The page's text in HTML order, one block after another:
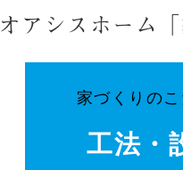
オアシスホーム
家づくりのこ
工法・